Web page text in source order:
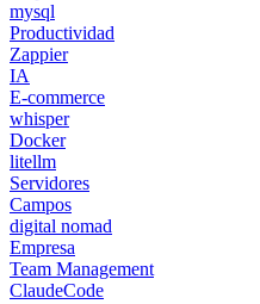
mysql
Productividad
Zappier
IA
E-commerce
whisper
Docker
litellm
Servidores
Campos
digital nomad
Empresa
Team Management
ClaudeCode